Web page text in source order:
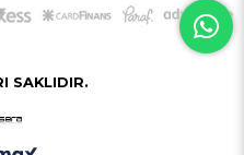
SAKLIDIR.